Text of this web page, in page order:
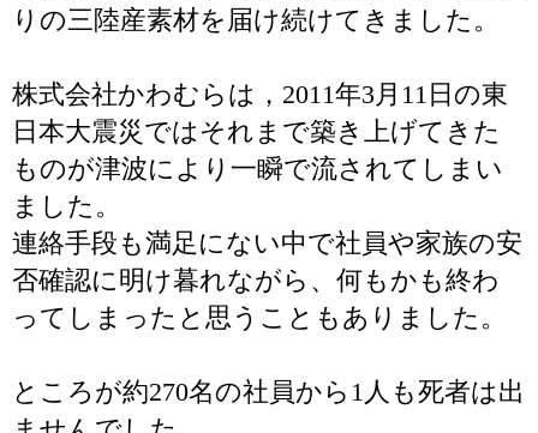
りの三陸産素材を届け続けてきました。
株式会社かわむらは，2011年3月11日の東
日本大震災ではそれまで築き上げてきた
ものが津波により一瞬で流されてしまい
ました。
連絡手段も満足にない中で社員や家族の安
否確認に明け暮れながら、何もかも終わ
ってしまったと思うこともありました。
ところが約270名の社員から1人も死者は出